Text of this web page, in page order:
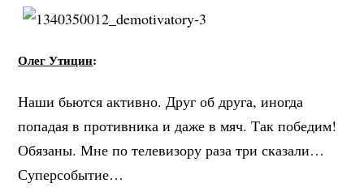
Олег Утицин:
Наши бьются активно. Друг об друга, иногда
попадая в противника и даже в мяч. Так победим!
Обязаны. Мне по телевизору раза три сказали…
Суперсобытие…